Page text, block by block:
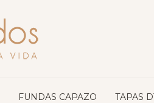
FUNDAS CAPAZO TAPAS